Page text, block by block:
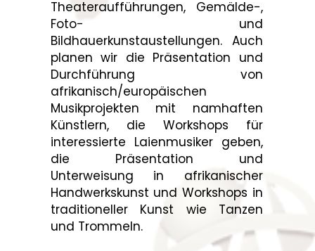
Theateraufführungen, Gemälde-,
Foto- und
Bildhauerkunstaustellungen. Auch
planen wir die Präsentation und
Durchführung von
afrikanisch/europäischen
Musikprojekten mit namhaften
Künstlern, die Workshops für
interessierte Laienmusiker geben,
die Präsentation und
Unterweisung in afrikanischer
Handwerkskunst und Workshops in
traditioneller Kunst wie Tanzen
und Trommeln.